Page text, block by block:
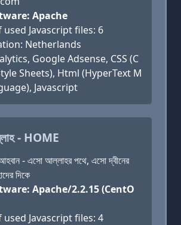
Apache
Javascript files: 6
Netherlands
Google Adsense, CSS (C
Sheets), Html (HyperText M
Javascript
- HOME
- এসো আল্লাহর পথে, এসো দ্বীনের
দিকে
Apache/2.2.15 (CentO
Javascript files: 4